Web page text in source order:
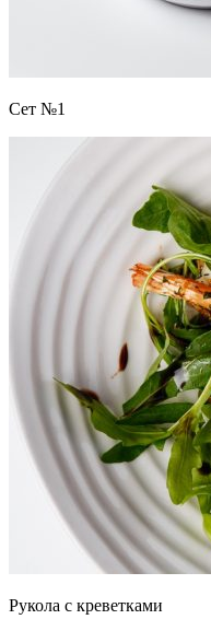
Сет №1
Рукола с креветками